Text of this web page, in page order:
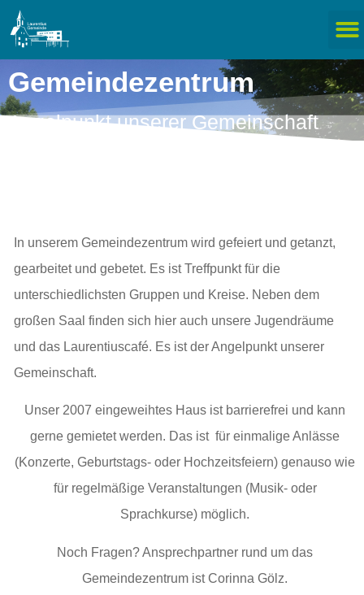
Gemeindezentrum
Angelpunkt unserer Gemeinschaft
In unserem Gemeindezentrum wird gefeiert und getanzt,
gearbeitet und gebetet. Es ist Treffpunkt für die
unterschiedlichsten Gruppen und Kreise. Neben dem
großen Saal finden sich hier auch unsere Jugendräume
und das Laurentiuscafé. Es ist der Angelpunkt unserer
Gemeinschaft.
Unser 2007 eingeweihtes Haus ist barrierefrei und kann
gerne gemietet werden. Das ist für einmalige Anlässe
(Konzerte, Geburtstags- oder Hochzeitsfeiern) genauso wie
für regelmäßige Veranstaltungen (Musik- oder
Sprachkurse) möglich.
Noch Fragen? Ansprechpartner rund um das
Gemeindezentrum ist Corinna Gölz.